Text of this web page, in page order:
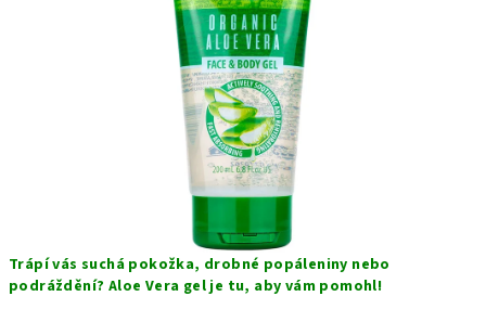
Trápí vás suchá pokožka, drobné popáleniny nebo
podráždění? Aloe Vera gel je tu, aby vám pomohl!
hvězdiček.